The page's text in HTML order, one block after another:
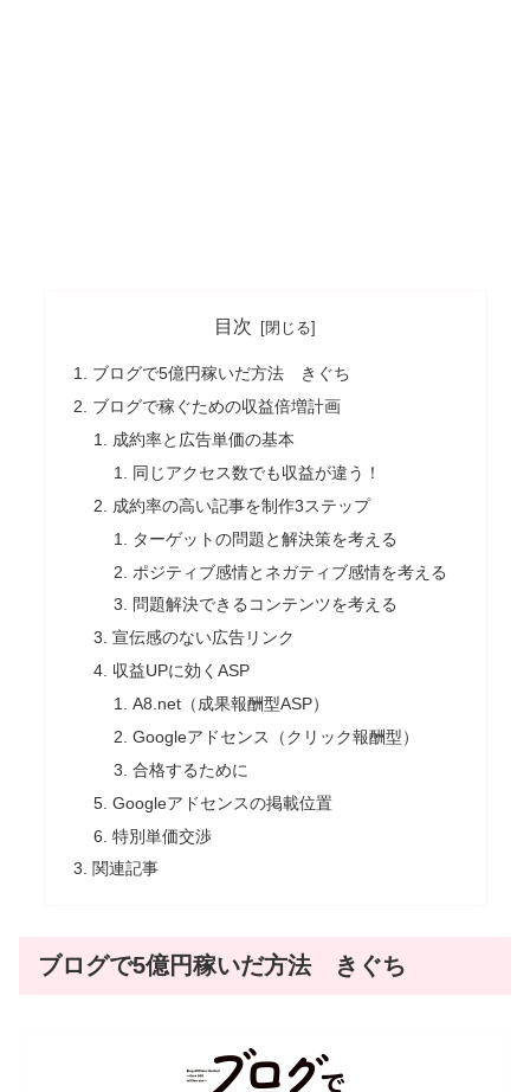
目次
ブログで5億円稼いだ方法 きぐち
ブログで稼ぐための収益倍増計画
成約率と広告単価の基本
同じアクセス数でも収益が違う！
成約率の高い記事を制作3ステップ
ターゲットの問題と解決策を考える
ポジティブ感情とネガティブ感情を考える
問題解決できるコンテンツを考える
宣伝感のない広告リンク
収益UPに効くASP
A8.net（成果報酬型ASP）
Googleアドセンス（クリック報酬型）
合格するために
Googleアドセンスの掲載位置
特別単価交渉
関連記事
ブログで5億円稼いだ方法 きぐち